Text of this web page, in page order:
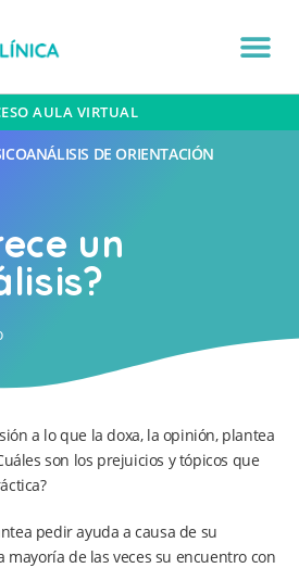
AULA VIRTUAL
DE ORIENTACIÓN
un
a lo que la doxa, la opinión, plantea
son los prejuicios y tópicos que
pedir ayuda a causa de su
mayoría de las veces su encuentro con